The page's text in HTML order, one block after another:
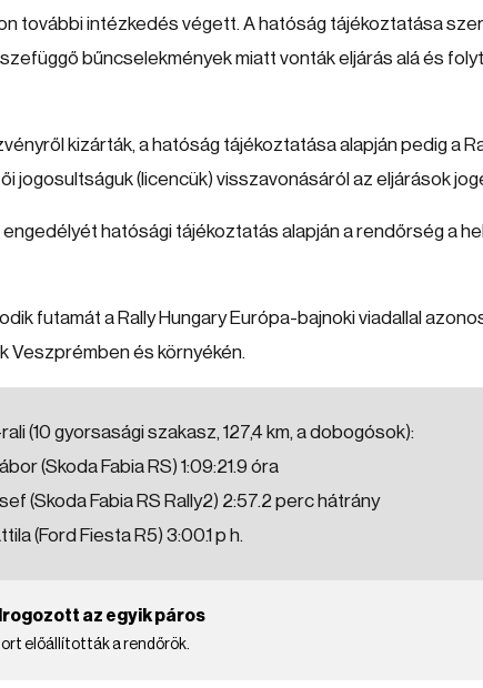
további intézkedés végett. A hatóság tájékoztatása
bűncselekmények miatt vonták eljárás alá és
kizárták, a hatóság tájékoztatása alapján pedig a
jogosultságuk (licencük) visszavonásáról az eljárások
hatósági tájékoztatás alapján a rendőrség a
futamát a Rally Hungary Európa-bajnoki viadallal
Veszprémben és környékén.
(10 gyorsasági szakasz, 127,4 km, a dobogósok):
(Skoda Fabia RS) 1:09:21.9 óra
(Skoda Fabia RS Rally2) 2:57.2 perc hátrány
(Ford Fiesta R5) 3:00.1 p h.
az egyik páros
előállították a rendőrök.